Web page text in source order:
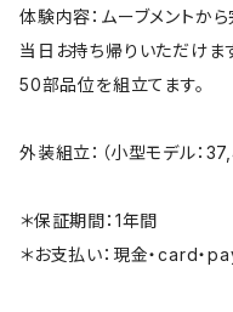
体験内容：ムーブメントから
当日お持ち帰りいただけます
50部品位を組立てます。
外装組立：（小型モデル：
＊保証期間：1年間
＊お支払い：現金・card・